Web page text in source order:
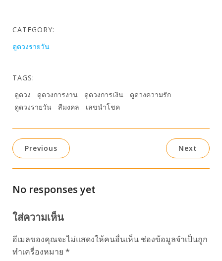
CATEGORY:
ดูดวงรายวัน
TAGS:
ดูดวง
ดูดวงการงาน ดูดวงการเงิน
ดูดวงความรัก
ดูดวงรายวัน
สีมงคล เลขนำโชค
Previous Next
No responses yet
ใส่ความเห็น
อีเมลของคุณจะไม่แสดงให้คนอื่นเห็น ช่องข้อมูลจำเป็นถูก
ทำเครื่องหมาย *